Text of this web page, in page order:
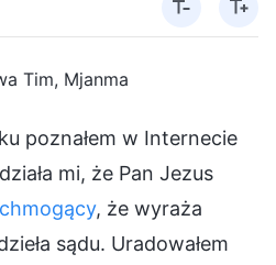
Tim, Mjanma
poznałem w Internecie
mi, że Pan Jezus
, że wyraża
sądu. Uradowałem